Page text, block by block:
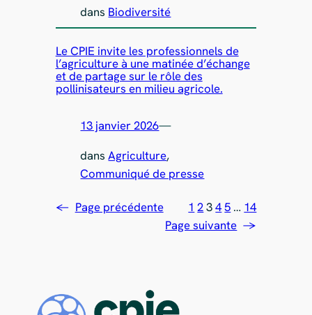
dans Biodiversité
Le CPIE invite les professionnels de
l’agriculture à une matinée d’échange
et de partage sur le rôle des
pollinisateurs en milieu agricole.
13 janvier 2026—
dansAgriculture
Communiqué de presse
← Page précédente 1 2345 … 14
Page suivante →